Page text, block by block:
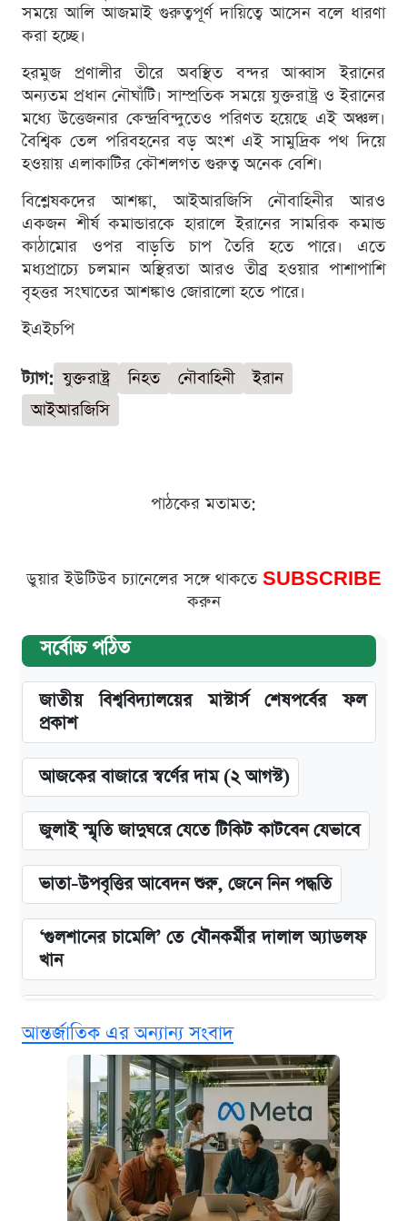
সময়ে আলি আজমাই গুরুত্বপূর্ণ দায়িত্বে আসেন বলে ধারণা
করা হচ্ছে।
হরমুজ প্রণালীর তীরে অবস্থিত বন্দর আব্বাস ইরানের
অন্যতম প্রধান নৌঘাঁটি। সাম্প্রতিক সময়ে যুক্তরাষ্ট্র ও ইরানের
মধ্যে উত্তেজনার কেন্দ্রবিন্দুতেও পরিণত হয়েছে এই অঞ্চল।
বৈশ্বিক তেল পরিবহনের বড় অংশ এই সামুদ্রিক পথ দিয়ে
হওয়ায় এলাকাটির কৌশলগত গুরুত্ব অনেক বেশি।
বিশ্লেষকদের আশঙ্কা, আইআরজিসি নৌবাহিনীর আরও
একজন শীর্ষ কমান্ডারকে হারালে ইরানের সামরিক কমান্ড
কাঠামোর ওপর বাড়তি চাপ তৈরি হতে পারে। এতে
মধ্যপ্রাচ্যে চলমান অস্থিরতা আরও তীব্র হওয়ার পাশাপাশি
বৃহত্তর সংঘাতের আশঙ্কাও জোরালো হতে পারে।
ইএইচপি
ট্যাগ: যুক্তরাষ্ট্র নিহত নৌবাহিনী
ইরান
আইআরজিসি
পাঠকের মতামত:
ডুয়ার ইউটিউব চ্যানেলের সঙ্গে থাকতে SUBSCRIBE
করুন
সর্বোচ্চ পঠিত
জাতীয় বিশ্ববিদ্যালয়ের মাস্টার্স শেষপর্বের ফল
প্রকাশ
আজকের বাজারে স্বর্ণের দাম (২ আগস্ট)
জুলাই স্মৃতি জাদুঘরে যেতে টিকিট কাটবেন যেভাবে
ভাতা-উপবৃত্তির আবেদন শুরু, জেনে নিন পদ্ধতি
‘গুলশানের চামেলি’ তে যৌনকর্মীর দালাল অ্যাডলফ
খান
দাম ও ফিচার
কবে শুরু হচ্ছে ঢাবির ভর্তি আবেদন, জানাল কর্তৃপক্ষ
নবম জাতীয় পে-স্কেল নিয়ে সর্বশেষ যা জানা গেল
আজকের বাজারে স্বর্ণের দাম (৪ আগস্ট)
আন্তর্জাতিক এর অন্যান্য সংবাদ